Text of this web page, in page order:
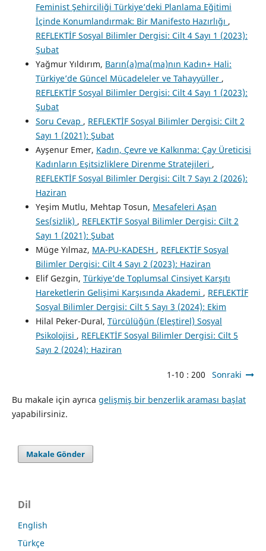
Feminist Şehirciliği Türkiye’deki Planlama Eğitimi
İçinde Konumlandırmak: Bir Manifesto Hazırlığı ,
REFLEKTİF Sosyal Bilimler Dergisi: Cilt 4 Sayı 1 (2023):
Şubat
Yağmur Yıldırım, Barın(a)ma(ma)nın Kadın+ Hali:
Türkiye’de Güncel Mücadeleler ve Tahayyüller ,
REFLEKTİF Sosyal Bilimler Dergisi: Cilt 4 Sayı 1 (2023):
Şubat
Soru Cevap , REFLEKTİF Sosyal Bilimler Dergisi: Cilt 2
Sayı 1 (2021): Şubat
Ayşenur Emer, Kadın, Çevre ve Kalkınma: Çay Üreticisi
Kadınların Eşitsizliklere Direnme Stratejileri ,
REFLEKTİF Sosyal Bilimler Dergisi: Cilt 7 Sayı 2 (2026):
Haziran
Yeşim Mutlu, Mehtap Tosun, Mesafeleri Aşan
Ses(sizlik) , REFLEKTİF Sosyal Bilimler Dergisi: Cilt 2
Sayı 1 (2021): Şubat
Müge Yılmaz, MA-PU-KADESH , REFLEKTİF Sosyal
Bilimler Dergisi: Cilt 4 Sayı 2 (2023): Haziran
Elif Gezgin, Türkiye’de Toplumsal Cinsiyet Karşıtı
Hareketlerin Gelişimi Karşısında Akademi , REFLEKTİF
Sosyal Bilimler Dergisi: Cilt 5 Sayı 3 (2024): Ekim
Hilal Peker-Dural, Türcülüğün (Eleştirel) Sosyal
Psikolojisi , REFLEKTİF Sosyal Bilimler Dergisi: Cilt 5
Sayı 2 (2024): Haziran
1-10 : 200 Sonraki
Bu makale için ayrıca gelişmiş bir benzerlik araması başlat
yapabilirsiniz.
Makale Gönder
Dil
English
Türkçe